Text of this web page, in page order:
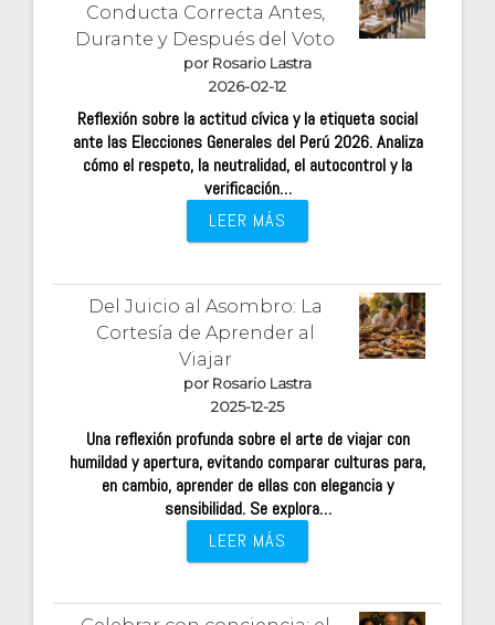
Conducta Correcta Antes,
Durante y Después del Voto
por Rosario Lastra
2026-02-12
Reflexión sobre la actitud cívica y la etiqueta social
ante las Elecciones Generales del Perú 2026. Analiza
cómo el respeto, la neutralidad, el autocontrol y la
verificación…
LEER MÁS
Del Juicio al Asombro: La
Cortesía de Aprender al
Viajar
por Rosario Lastra
2025-12-25
Una reflexión profunda sobre el arte de viajar con
humildad y apertura, evitando comparar culturas para,
en cambio, aprender de ellas con elegancia y
sensibilidad. Se explora…
LEER MÁS